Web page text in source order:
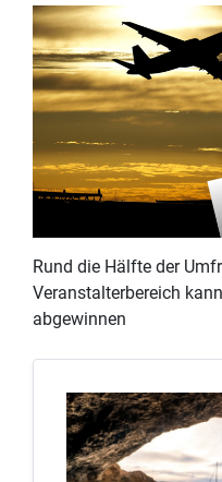
Rund die Hälfte der
Veranstalterbereich
abgewinnen